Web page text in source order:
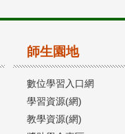
師生園地
數位學習入口網
學習資源(網)
教學資源(網)